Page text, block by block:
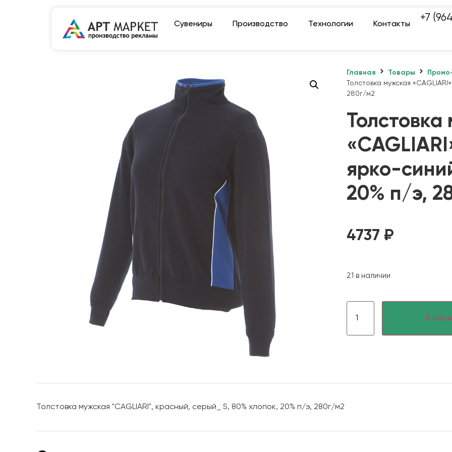
Сувениры Производство Технологии Контакты
+7
Главная Товары
Толстовка мужская
280г/м2
Толстовка
ярко-
20% п/э,
4737 ₽
21 в наличии
В
Толстовка мужская "CAGLIARI", красный, серый_ S, 80% хлопок, 20% п/э, 280г/м2